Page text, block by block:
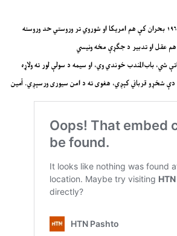
تاریخ ښيي چې حتی د کیوبا د ۱۹۶۲ بحران کې هم امریکا او شوروي تر وروستي حد وروسته
عقل او تدبیر د جګړې مخه ونیسي
باب‌المندب خوندي وي، او سیمه د سولې لور ته ولاړه
شخړو قرباني کېږي، هغوی ته د امن سیوری ورسېږي. آمین